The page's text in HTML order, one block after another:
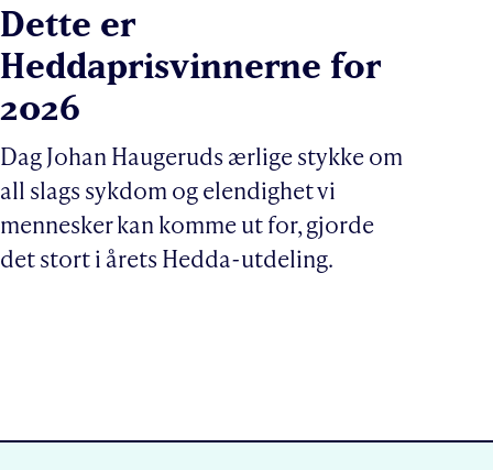
Dette er
Heddaprisvinnerne for
2026
Dag Johan Haugeruds ærlige stykke om
all slags sykdom og elendighet vi
mennesker kan komme ut for, gjorde
det stort i årets Hedda-utdeling.